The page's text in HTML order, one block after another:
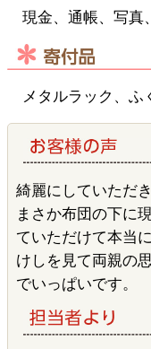
現金、通帳、写真
メタルラック、ふ
綺麗にしていただ
まさか布団の下に
ていただけて本当
けしを見て両親の
でいっぱいです。